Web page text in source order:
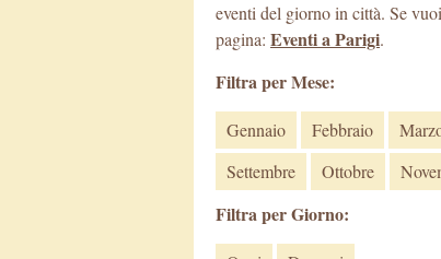
eventi del giorno in città. Se
pagina: Eventi a Parigi.
Filtra per Mese:
Gennaio Febbraio
Settembre
Ottobre
Filtra per Giorno: